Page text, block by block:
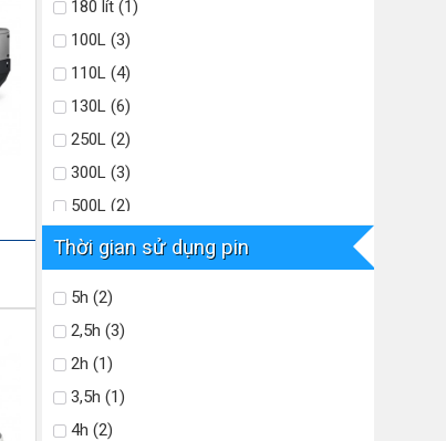
180 lít (1)
100L (3)
110L (4)
130L (6)
250L (2)
300L (3)
500L (2)
50L (1)
600L (2)
60L (1)
Thời gian sử dụng pin
5h (2)
2,5h (3)
2h (1)
3,5h (1)
4h (2)